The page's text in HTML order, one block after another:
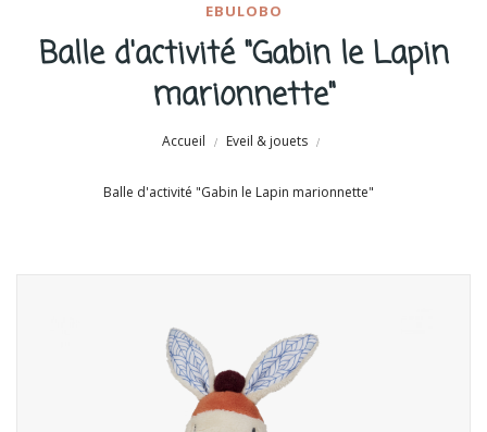
EBULOBO
Balle d'activité "Gabin le Lapin
marionnette"
Accueil Eveil & jouets
Balle d'activité "Gabin le Lapin marionnette"